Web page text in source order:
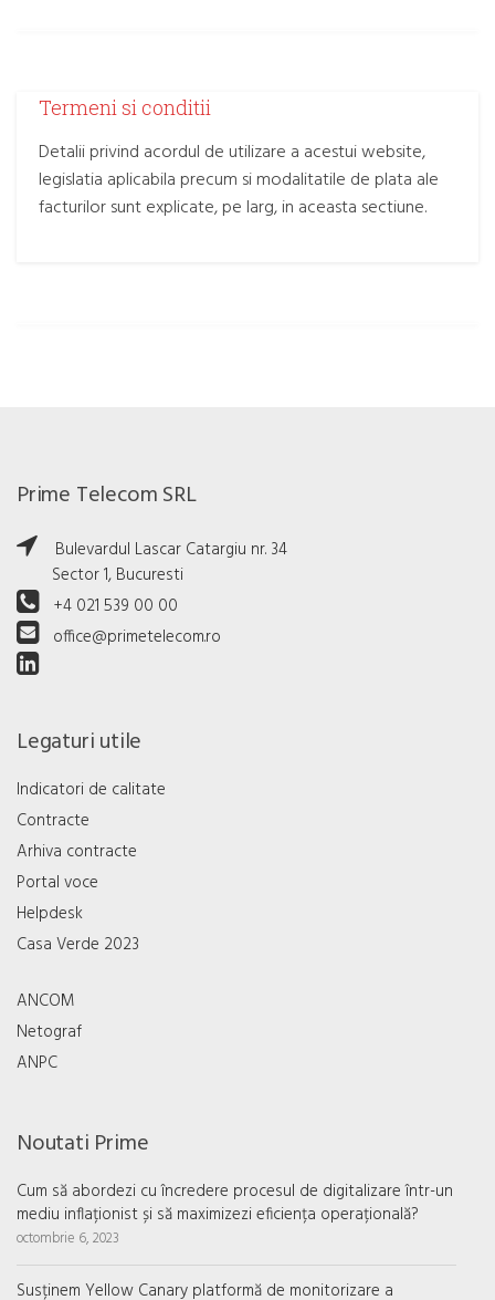
Termeni si conditii
Detalii privind acordul de utilizare a acestui website,
legislatia aplicabila precum si modalitatile de plata ale
facturilor sunt explicate, pe larg, in aceasta sectiune.
Prime Telecom SRL
Bulevardul Lascar Catargiu nr. 34
Sector 1, Bucuresti
+4 021 539 00 00
office@primetelecom.ro
Legaturi utile
Indicatori de calitate
Contracte
Arhiva contracte
Portal voce
Helpdesk
Casa Verde 2023
ANCOM
Netograf
ANPC
Noutati Prime
Cum să abordezi cu încredere procesul de digitalizare într-un
mediu inflaționist și să maximizezi eficiența operațională?
octombrie 6, 2023
Susținem Yellow Canary platformă de monitorizare a